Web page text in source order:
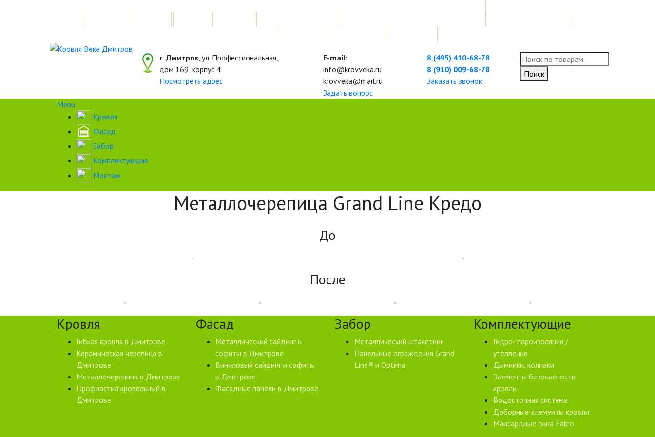
г. Дмитров, ул. Профессиональная,
дом 169, корпус 4
Посмотреть адрес
E-mail:
info@krovveka.ru
krovveka@mail.ru
Задать вопрос
8 (495) 410-68-78
8 (910) 009-68-78
Заказать звонок
Искать:
Поиск
Menu
Кровля
Фасад
Забор
Комплектующие
Монтаж
Металлочерепица Grand Line Кредо
До
После
Кровля
Гибкая кровля в Дмитрове
Керамическая черепица в
Дмитрове
Металлочерепица в Дмитрове
Профнастил кровельный в
Дмитрове
Фасад
Металлический сайдинг и
софиты в Дмитрове
Виниловый сайдинг и софиты
в Дмитрове
Фасадные панели в Дмитрове
Забор
Металлический штакетник
Панельные ограждения Grand
Line® и Optima
Комплектующие
Гидро- пароизоляция /
утепление
Дымники, колпаки
Элементы безопасности
кровли
Водосточная система
Доборные элементы кровли
Мансардные окна Fakro